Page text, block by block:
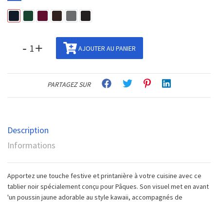
- + AJOUTER AU PANIER
PARTAGEZ SUR
Description
Informations
Apportez une touche festive et printanière à votre cuisine avec ce
tablier noir spécialement conçu pour Pâques. Son visuel met en avant
'un poussin jaune adorable au style kawaii, accompagnés de